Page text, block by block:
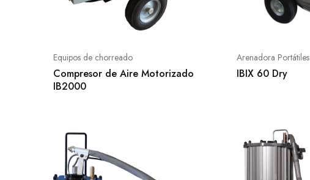
Equipos de chorreado
Compresor de Aire Motorizado
IB2000
Arenadora Portátiles
IBIX 60 Dry